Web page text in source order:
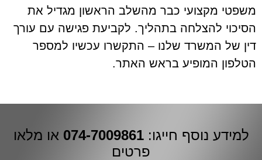
משפטי מקצועי כבר מהשלב הראשון מגדיל את
הסיכוי להצלחה בתהליך. לקביעת פגישה עם עורך
דין של המשרד שלנו – התקשרו עכשיו למספר
הטלפון המופיע בראש האתר.
למידע נוסף חייגו:074-7009861 או מלאו
פרטים